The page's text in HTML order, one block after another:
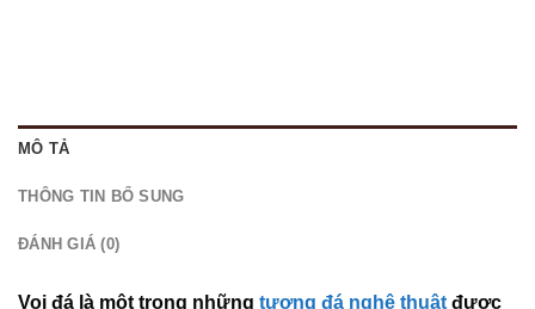
MÔ TẢ
THÔNG TIN BỔ SUNG
ĐÁNH GIÁ (0)
Voi đá là một trong những tượng đá nghệ thuật được